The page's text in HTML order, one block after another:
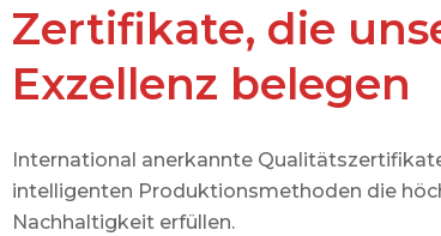
Zertifikate, die
Exzellenz belegen
International anerkannte
intelligenten Produktionsmethoden die
Nachhaltigkeit erfüllen.